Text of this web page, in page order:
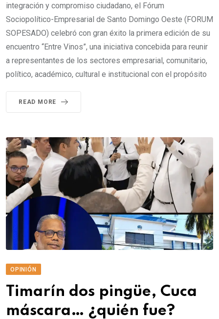
integración y compromiso ciudadano, el Fórum
Sociopolítico-Empresarial de Santo Domingo Oeste (FORUM
SOPESADO) celebró con gran éxito la primera edición de su
encuentro “Entre Vinos”, una iniciativa concebida para reunir
a representantes de los sectores empresarial, comunitario,
político, académico, cultural e institucional con el propósito
READ MORE
OPINIÓN
Timarín dos pingüe, Cuca
máscara… ¿quién fue?